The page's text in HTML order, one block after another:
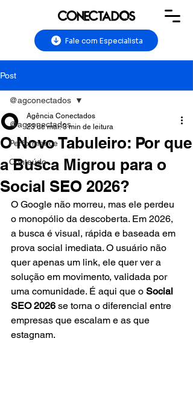
Fale com Especialista
Post
@agconectados
Performance
Conteúdo
@agconectados
O Novo Tabuleiro: Por que
a Busca Migrou para o
Social SEO 2026?
Agência Conectados
23 de mar. 3 min de leitura
O Google não morreu, mas ele perdeu
o monopólio da descoberta. Em 2026,
a busca é visual, rápida e baseada em
prova social imediata. O usuário não
quer apenas um link, ele quer ver a
solução em movimento, validada por
uma comunidade. É aqui que o Social
SEO 2026 se torna o diferencial entre
empresas que escalam e as que
estagnam.